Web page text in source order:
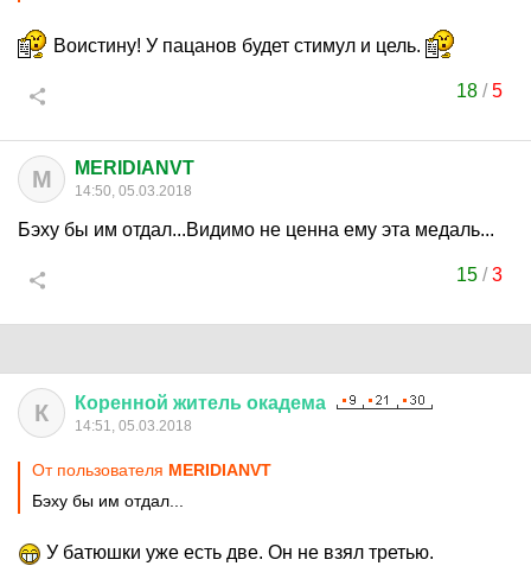
Воистину! У пацанов будет стимул и цель.
18 /5
M MERIDIANVT
14:50, 05.03.2018
Бэху бы им отдал...Видимо не ценна ему эта медаль...
15 /3
К Коренной житель окадема
14:51, 05.03.2018
От пользователя MERIDIANVT
Бэху бы им отдал...
У батюшки уже есть две. Он не взял третью.